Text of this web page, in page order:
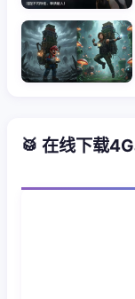
🥁 在线下载